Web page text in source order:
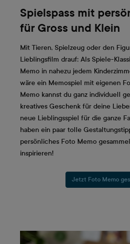
Spielspass mit
für Gross und Klein
Mit Tieren, Spielzeug oder den
Lieblingsfilm drauf: Als Spiele-
Memo in nahezu jedem
wäre ein Memospiel mit eigenen
Memo kannst du ganz individuell
kreatives Geschenk für deine
neue Lieblingsspiel für die ganze
haben ein paar tolle
persönliches Foto Memo
inspirieren!
Jetzt Foto Memo